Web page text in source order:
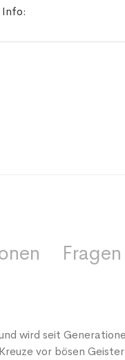
wird seit
vor bösen